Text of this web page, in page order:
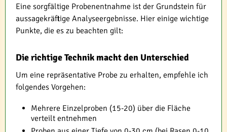
Eine sorgfältige Probenentnahme ist der Grundstein für
aussagekräftige Analyseergebnisse. Hier einige wichtige
Punkte, die es zu beachten gilt:
Die richtige Technik macht den Unterschied
Um eine repräsentative Probe zu erhalten, empfehle ich
folgendes Vorgehen:
Mehrere Einzelproben (15-20) über die Fläche
verteilt entnehmen